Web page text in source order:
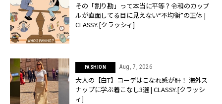
その「割り勘」って本当に平等？令和のカップ
ルが直面してる目に見えない“不均衡”の正体 |
CLASSY.[クラッシィ]
FASHION Aug, 7, 2026
大人の【白T】コーデはこなれ感が肝！ 海外ス
ナップに学ぶ着こなし3選 | CLASSY.[クラッシ
ィ]